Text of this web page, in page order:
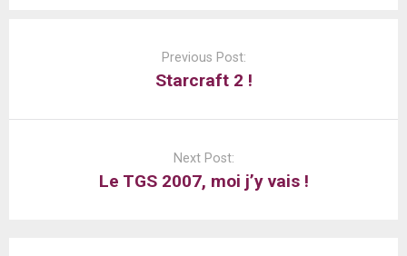
Previous Post:
Starcraft 2 !
Next Post:
Le TGS 2007, moi j’y vais !